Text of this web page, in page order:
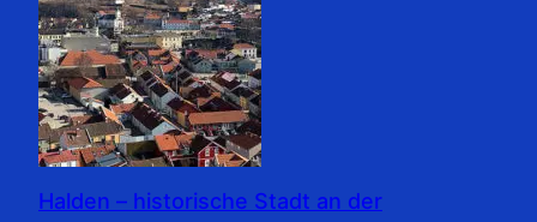
Halden – historische Stadt an der